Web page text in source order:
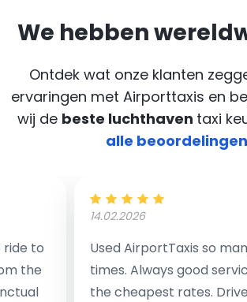
We hebben
Ontdek wat onze klanten
ervaringen met Airporttaxis en
wij de beste luchthaven taxi
alle beoordelingen
to
the
14.02.2026
Used AirportTaxis so
times. Always good
the cheapest rates.